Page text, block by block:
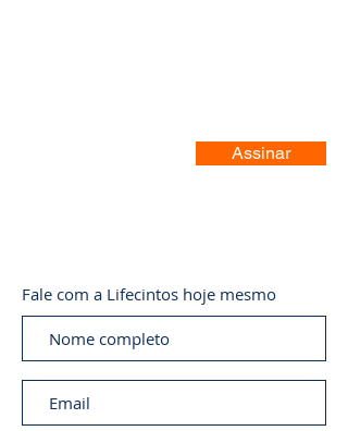
Assinar
Fale com a Lifecintos hoje mesmo